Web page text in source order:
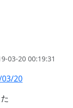
03-20 00:19:31